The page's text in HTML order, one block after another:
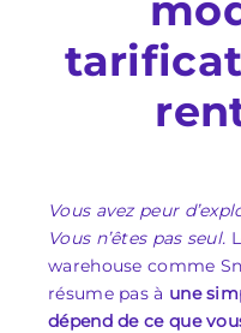
Vous avez peur
Vous n’êtes pas seul.
warehouse comme
résume pas à une
dépend de ce que